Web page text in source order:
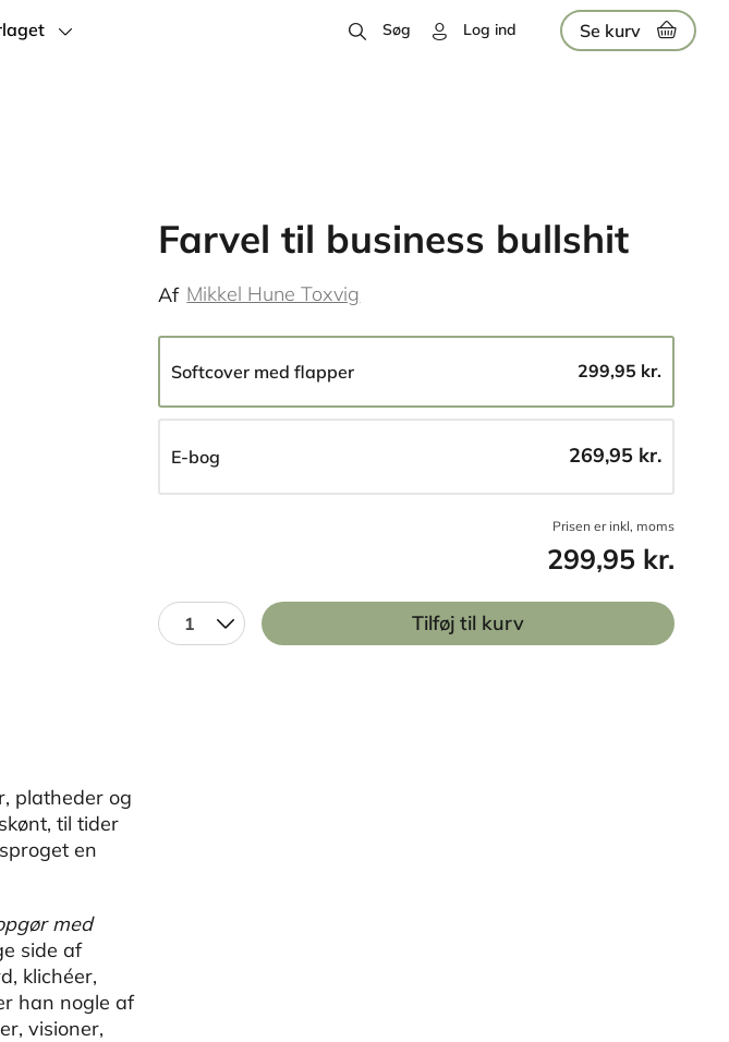
Søg Log ind Se kurv
Farvel til business bullshit
Af Mikkel Hune Toxvig
Softcover med flapper 299,95 kr.
E-bog 269,95 kr.
Prisen er inkl, moms
299,95 kr.
1 Tilføj til kurv
platheder og
til tider
en
med
side af
klichéer,
han nogle af
visioner,